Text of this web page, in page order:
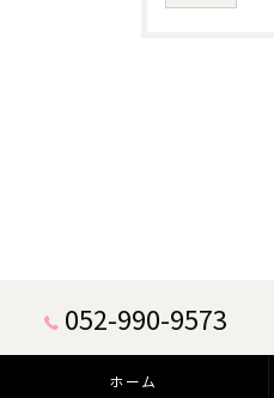
052-990-9573
ホーム